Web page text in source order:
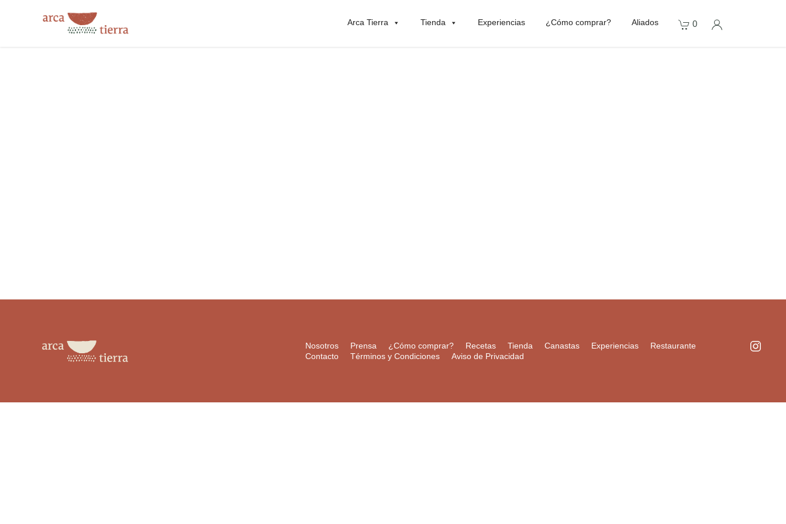
Arca Tierra Tienda Experiencias ¿Cómo comprar? Aliados 0
Nosotros Prensa ¿Cómo comprar? Recetas Tienda Canastas Experiencias
Restaurante
Contacto
Términos y Condiciones Aviso de Privacidad